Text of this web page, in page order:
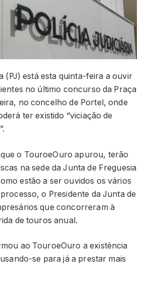
(PJ) está esta quinta-feira a ouvir
no último concurso da Praça
no concelho de Portel, onde
ter existido “viciação de
o TouroeOuro apurou, terão
na sede da Junta de Freguesia
estão a ser ouvidos os vários
o Presidente da Junta de
que concorreram à
de touros anual.
ao TouroeOuro a existência
se para já a prestar mais